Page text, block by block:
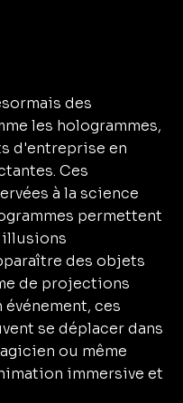
des
les hologrammes,
d'entreprise en
Ces
à la science
permettent
illusions
des objets
de projections
ces
se déplacer dans
ou même
immersive et